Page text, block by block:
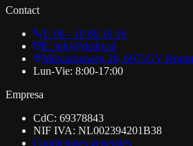
Contact
T: 06 - 10 86 16 16
E: info@dctbv.nl
Mercuriusweg 28, 6971GV
Lun-Vie: 8:00-17:00
Empresa
CdC: 69378843
NIF IVA: NL002394201B38
Condiciones generales